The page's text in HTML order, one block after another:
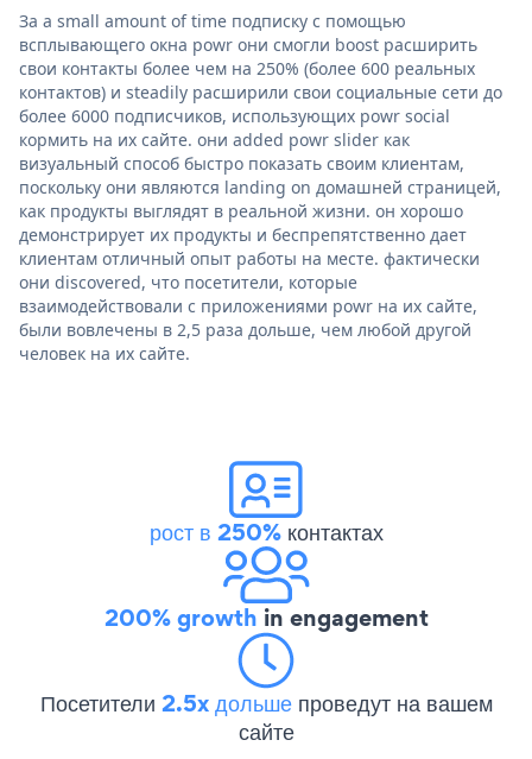
За a small amount of time подписку с помощью
всплывающего окна powr они смогли boost расширить
свои контакты более чем на 250% (более 600 реальных
контактов) и steadily расширили свои социальные сети до
более 6000 подписчиков, использующих powr social
кормить на их сайте. они added powr slider как
визуальный способ быстро показать своим клиентам,
поскольку они являются landing on домашней страницей,
как продукты выглядят в реальной жизни. он хорошо
демонстрирует их продукты и беспрепятственно дает
клиентам отличный опыт работы на месте. фактически
они discovered, что посетители, которые
взаимодействовали с приложениями powr на их сайте,
были вовлечены в 2,5 раза дольше, чем любой другой
человек на их сайте.
рост в 250%контактах
200% growth in engagement
Посетители 2.5x дольше проведут на вашем
сайте